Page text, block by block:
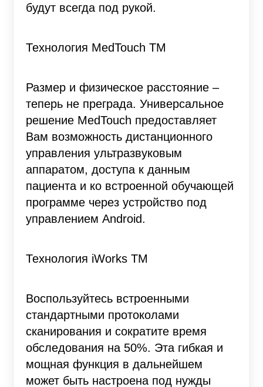
будут всегда под рукой.
Технология MedTouch TM
Размер и физическое расстояние –
теперь не преграда. Универсальное
решение MedTouch предоставляет
Вам возможность дистанционного
управления ультразвуковым
аппаратом, доступа к данным
пациента и ко встроенной обучающей
программе через устройство под
управлением Android.
Технология iWorks TM
Воспользуйтесь встроенными
стандартными протоколами
сканирования и сократите время
обследования на 50%. Эта гибкая и
мощная функция в дальнейшем
может быть настроена под нужды